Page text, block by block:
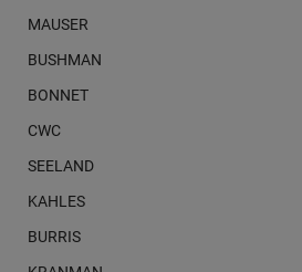
MAUSER
BUSHMAN
BONNET
CWC
SEELAND
KAHLES
BURRIS